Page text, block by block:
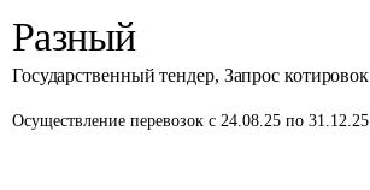
Разный
Государственный тендер, Запрос котировок
Осуществление перевозок с 24.08.25 по 31.12.25